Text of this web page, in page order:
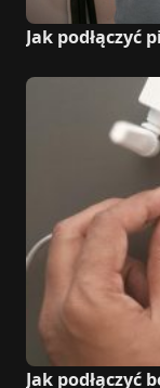
Jak podłączyć
Jak podłączyć